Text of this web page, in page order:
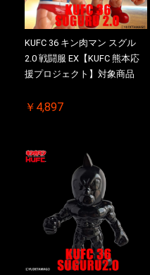
KUFC 36 キン肉マン スグル
2.0 戦闘服 EX【KUFC 熊本応
援プロジェクト】対象商品
￥4,897